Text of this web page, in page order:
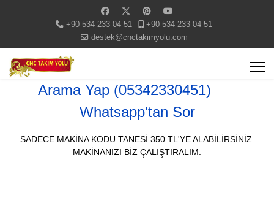
+90 534 233 04 51
+90 534 233 04 51
destek@cnctakimyolu.com
Arama Yap (05342330451)
Whatsapp'tan Sor
SADECE MAKİNA KODU TANESİ 350 TL'YE ALABİLİRSİNİZ.
MAKİNANIZI BİZ ÇALIŞTIRALIM.